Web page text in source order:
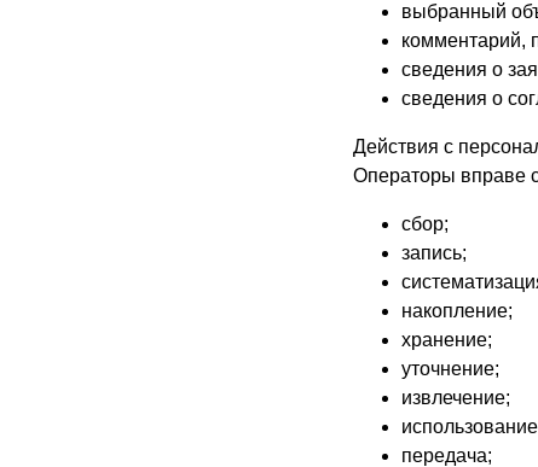
выбранный
комментарий,
сведения о
сведения о
Действия с
Операторы вправе
сбор;
запись;
накопление;
хранение;
уточнение;
извлечение;
передача;